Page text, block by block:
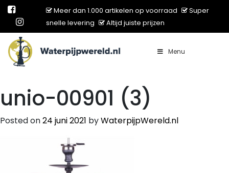
Meer dan 1.000 artikelen op voorraad
Super
snelle levering
Altijd juiste prijzen
Main Navigation Menu
unio-00901 (3)
Posted on24 juni 2021 byWaterpijpWereld.nl